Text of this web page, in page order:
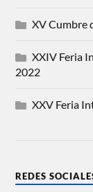
XV Cumbre
XXIV Feria
2022
XXV Feria
REDES